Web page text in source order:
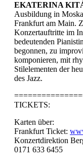
EKATERINA
Ausbildung in
Frankfurt am Main.
Konzertauftritte im
bedeutenden
begonnen, zu
komponieren, mit
Stilelementen der
des Jazz.
TICKETS:
Karten über:
Frankfurt Ticket:
Konzertdirektion
0171 633 6455